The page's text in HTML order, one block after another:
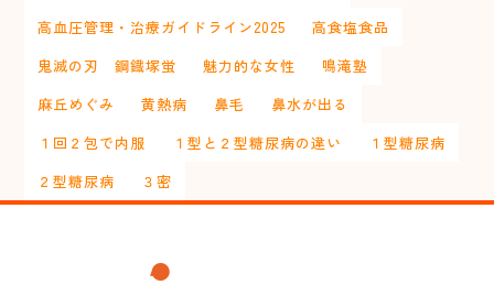
高血圧管理・治療ガイドライン2025
高食塩食品
鬼滅の刃 鋼鐡塚蛍
魅力的な女性
鳴滝塾
麻丘めぐみ
黄熱病 鼻毛
鼻水が出る
１回２包で内服
１型と２型糖尿病の違い
１型糖尿病
２型糖尿病
３密